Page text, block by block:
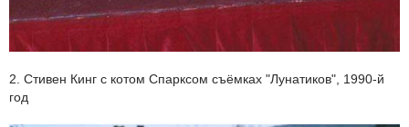
2. Стивен Кинг с котом Спарксом съёмках "Лунатиков", 1990-й
год